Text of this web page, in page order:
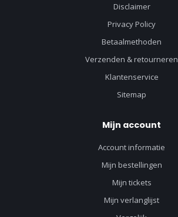
Disclaimer
Privacy Policy
Betaalmethoden
Verzenden & retourneren
Klantenservice
Sitemap
Mijn account
Account informatie
Mijn bestellingen
Mijn tickets
Mijn verlanglijst